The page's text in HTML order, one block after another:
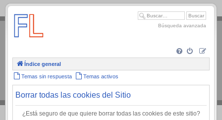
.
Búsqueda avanzada
Índice general
Temas sin respuesta Temas activos
Borrar todas las cookies del Sitio
¿Está seguro de que quiere borrar todas las cookies de este sitio?